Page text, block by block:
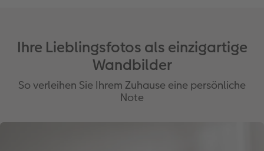
Ihre Lieblingsfotos als einzigartige
Wandbilder
So verleihen Sie Ihrem Zuhause eine persönliche
Note